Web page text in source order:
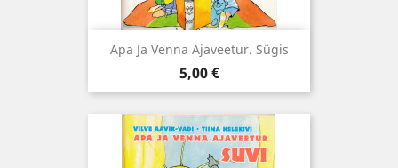
Apa Ja Venna Ajaveetur. Sügis
Hind
5,00 €